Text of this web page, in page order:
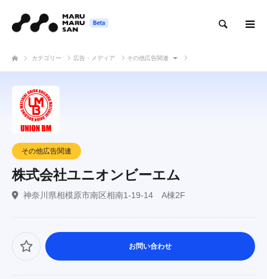
カテゴリー 広告・メディア その他広告関連
その他広告関連
株式会社ユニオンビーエム
神奈川県相模原市南区相南1-19-14 A棟2F
お問い合わせ